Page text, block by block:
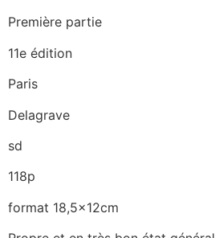
Première partie
11e édition
Paris
Delagrave
sd
118p
format 18,5x12cm